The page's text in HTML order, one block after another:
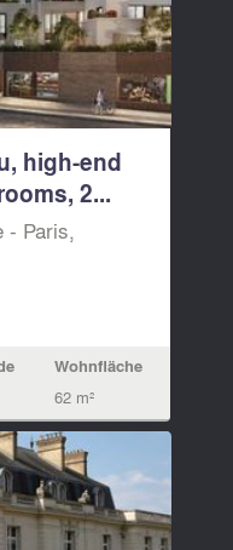
high-end
2...
- Paris,
Wohnfläche
62 m²